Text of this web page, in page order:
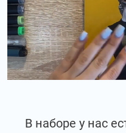
В наборе у нас